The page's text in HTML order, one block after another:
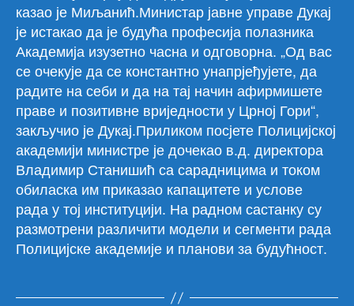
казао је Миљанић.Министар јавне управе Дукај
је истакао да је будућа професија полазника
Академија изузетно часна и одговорна. „Од вас
се очекује да се константно унапрјеђујете, да
радите на себи и да на тај начин афирмишете
праве и позитивне вриједности у Црној Гори“,
закључио је Дукај.Приликом посјете Полицијској
академији министре је дочекао в.д. директора
Владимир Станишић са сарадницима и током
обиласка им приказао капацитете и услове
рада у тој институцији. На радном састанку су
размотрени различити модели и сегменти рада
Полицијске академије и планови за будућност.